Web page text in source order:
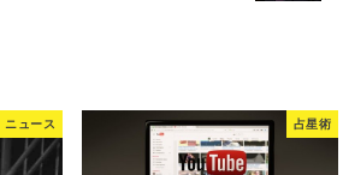
ニュース 占星術